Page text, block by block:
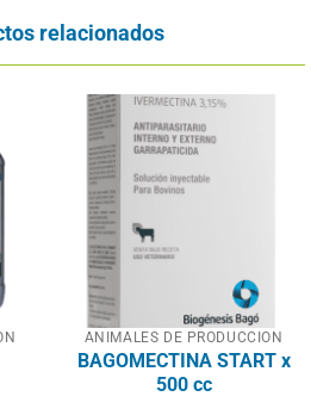
relacionados
ANIMALES DE PRODUCCION
BAGOMECTINA START x
500 cc